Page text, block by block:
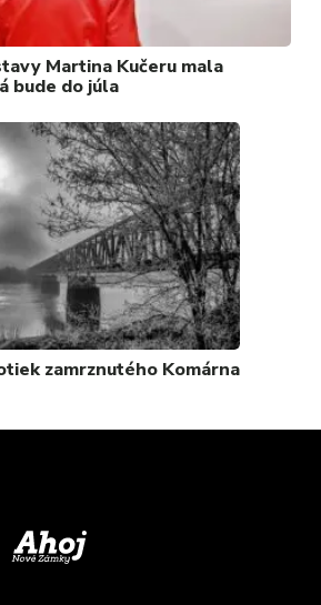
Martina Kučeru mala
bude do júla
zamrznutého Komárna